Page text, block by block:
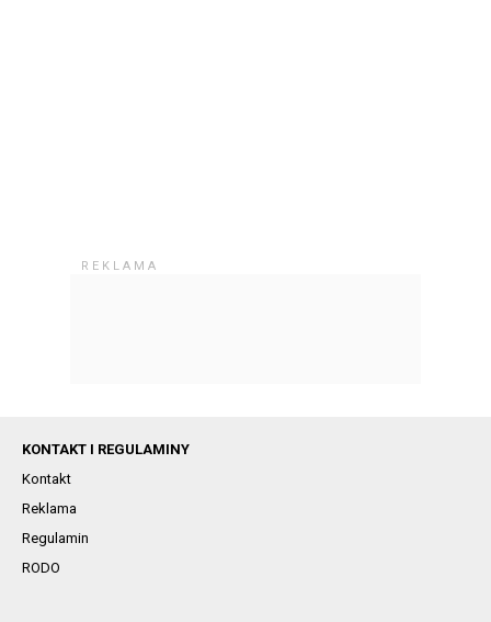
KONTAKT I REGULAMINY
Kontakt
Reklama
Regulamin
RODO